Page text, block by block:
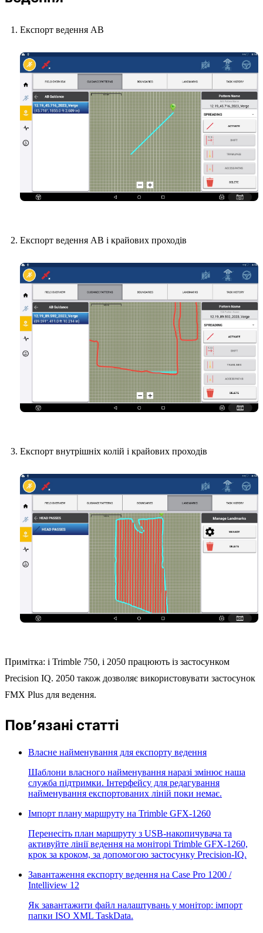
Експорт ведення AB
Експорт ведення AB і крайових проходів
Експорт внутрішніх колій і крайових проходів
Примітка: і Trimble 750, і 2050 працюють із застосунком
Precision IQ. 2050 також дозволяє використовувати застосунок
FMX Plus для ведення.
Пов’язані статті
Власне найменування для експорту ведення
Шаблони власного найменування наразі змінює наша
служба підтримки. Інтерфейсу для редагування
найменування експортованих ліній поки немає.
Імпорт плану маршруту на Trimble GFX-1260
Перенесіть план маршруту з USB-накопичувача та
активуйте лінії ведення на моніторі Trimble GFX-1260,
крок за кроком, за допомогою застосунку Precision-IQ.
Завантаження експорту ведення на Case Pro 1200 /
Intelliview 12
Як завантажити файл налаштувань у монітор: імпорт
папки ISO XML TaskData.